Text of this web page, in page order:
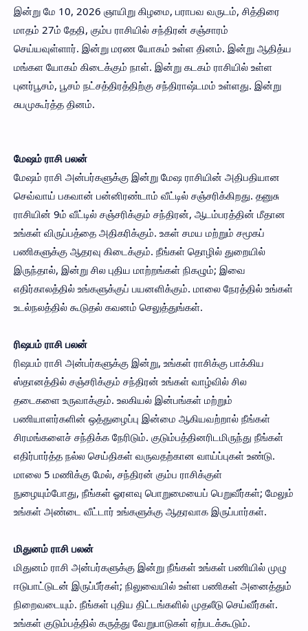
இன்று மே 10, 2026 ஞாயிறு கிழமை, பராபவ வருடம், சித்திரை
மாதம் 27ம் தேதி, கும்ப ராசியில் சந்திரன் சஞ்சாரம்
செய்யவுள்ளார். இன்று மரண யோகம் உள்ள தினம். இன்று ஆதித்ய
மங்கள யோகம் கிடைக்கும் நாள். இன்று கடகம் ராசியில் உள்ள
புனர்பூசம், பூசம் நட்சத்திரத்திற்கு சந்திராஷ்டமம் உள்ளது. இன்று
சுபமுகூர்த்த தினம்.
மேஷம் ராசி பலன்
மேஷம் ராசி அன்பர்களுக்கு இன்று மேஷ ராசியின் அதிபதியான
செவ்வாய் பகவான் பன்னிரண்டாம் வீட்டில் சஞ்சரிக்கிறது. தனுசு
ராசியின் 9ம் வீட்டில் சஞ்சரிக்கும் சந்திரன், ஆடம்பரத்தின் மீதான
உங்கள் விருப்பத்தை அதிகரிக்கும். உகள் சமய மற்றும் சமூகப்
பணிகளுக்கு ஆதரவு கிடைக்கும். நீங்கள் தொழில் துறையில்
இருந்தால், இன்று சில புதிய மாற்றங்கள் நிகழும்; இவை
எதிர்காலத்தில் உங்களுக்குப் பயனளிக்கும். மாலை நேரத்தில் உங்கள்
உடல்நலத்தில் கூடுதல் கவனம் செலுத்துங்கள்.
ரிஷபம் ராசி பலன்
ரிஷபம் ராசி அன்பர்களுக்கு இன்று, உங்கள் ராசிக்கு பாக்கிய
ஸ்தானத்தில் சஞ்சரிக்கும் சந்திரன் உங்கள் வாழ்வில் சில
தடைகளை உருவாக்கும். உலகியல் இன்பங்கள் மற்றும்
பணியாளர்களின் ஒத்துழைப்பு இன்மை ஆகியவற்றால் நீங்கள்
சிரமங்களைச் சந்திக்க நேரிடும். குடும்பத்தினரிடமிருந்து நீங்கள்
எதிர்பார்த்த நல்ல செய்திகள் வருவதற்கான வாய்ப்புகள் உண்டு.
மாலை 5 மணிக்கு மேல், சந்திரன் கும்ப ராசிக்குள்
நுழையும்போது, நீங்கள் ஓரளவு பொறுமையைப் பெறுவீர்கள்; மேலும்
உங்கள் அண்டை வீட்டார் உங்களுக்கு ஆதரவாக இருப்பார்கள்.
மிதுனம் ராசி பலன்
மிதுனம் ராசி அன்பர்களுக்கு இன்று நீங்கள் உங்கள் பணியில் முழு
ஈடுபாட்டுடன் இருப்பீர்கள்; நிலுவையில் உள்ள பணிகள் அனைத்தும்
நிறைவடையும். நீங்கள் புதிய திட்டங்களில் முதலீடு செய்வீர்கள்.
உங்கள் குடும்பத்தில் கருத்து வேறுபாடுகள் ஏற்படக்கூடும்.